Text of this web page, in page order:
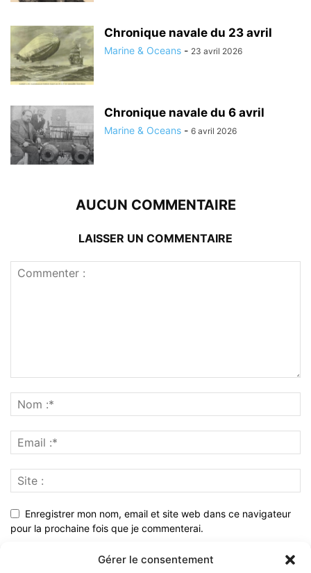
Gérer le consentement
Chronique navale du 23 avril
Marine & Oceans - 23 avril 2026
Chronique navale du 6 avril
Marine & Oceans - 6 avril 2026
AUCUN COMMENTAIRE
LAISSER UN COMMENTAIRE
Enregistrer mon nom, email et site web dans ce navigateur
pour la prochaine fois que je commenterai.